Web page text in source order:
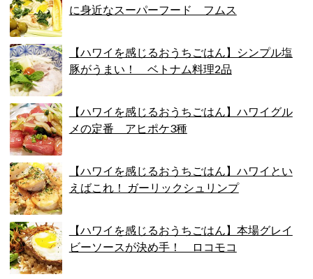
に身近なスーパーフード フムス
【ハワイを感じるおうちごはん】シンプル塩
豚がうまい！ ベトナム料理2品
【ハワイを感じるおうちごはん】ハワイグル
メの定番 アヒポケ3種
【ハワイを感じるおうちごはん】ハワイとい
えばこれ！ ガーリックシュリンプ
【ハワイを感じるおうちごはん】本場グレイ
ビーソースが決め手！ ロコモコ